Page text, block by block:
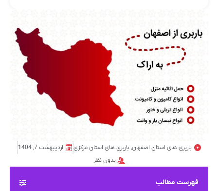
باربری های استان اصفهان,باربری های استان مرکزی
اردیبهشت 7, 1404
بدون نظر
فهرست مطالب